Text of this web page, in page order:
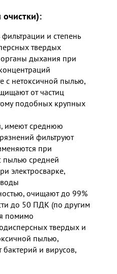
и степень
твердых
дыхания при
с нетоксичной пылью,
от частиц
подобных крупных
имеют среднюю
фильтруют
при
пылью средней
электросварке,
очищают до 99%
до 50 ПДК (по другим
помимо
твердых и
пылью,
и вирусов,